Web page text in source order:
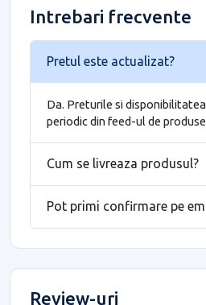
Intrebari frecvente
Pretul este actualizat?
Da. Preturile si
periodic din feed-ul de
Cum se livreaza produsul?
Pot primi confirmare pe
Review-uri